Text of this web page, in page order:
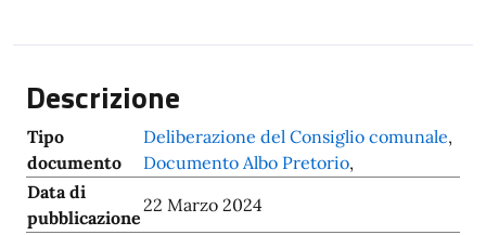
Descrizione
Tipo
documento
Deliberazione del Consiglio comunale,
Documento Albo Pretorio,
Data di
pubblicazione
22 Marzo 2024